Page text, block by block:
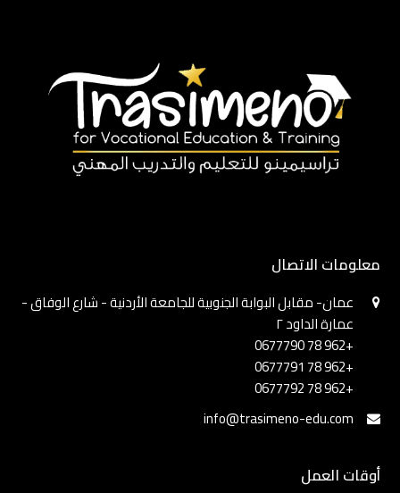
معلومات الاتصال
عمان- مقابل البوابة الجنوبية للجامعة الأردنية - شارع الوفاق -
عمارة الداود ٢
+962 78 0677790
+962 78 0677791
+962 78 0677792
info@trasimeno-edu.com
أوقات العمل